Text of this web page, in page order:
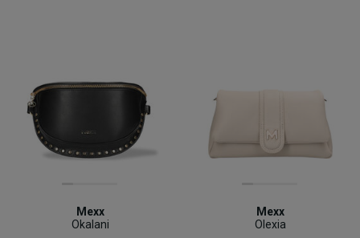
Mexx
Okalani
Mexx
Olexia